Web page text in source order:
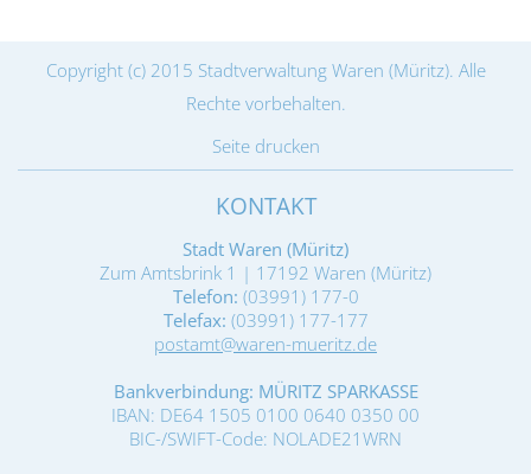
Copyright (c) 2015 Stadtverwaltung Waren (Müritz). Alle
Rechte vorbehalten.
Seite drucken
KONTAKT
Stadt Waren (Müritz)
Zum Amtsbrink 1 | 17192 Waren (Müritz)
Telefon: (03991) 177-0
Telefax: (03991) 177-177
postamt@waren-mueritz.de
Bankverbindung: MÜRITZ SPARKASSE
IBAN: DE64 1505 0100 0640 0350 00
BIC-/SWIFT-Code: NOLADE21WRN